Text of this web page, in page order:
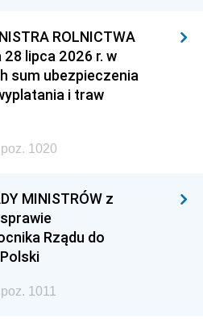
ROLNICTWA
28 lipca 2026 r. w
sum ubezpieczenia
i traw
1020
MINISTRÓW z
Rządu do
1011